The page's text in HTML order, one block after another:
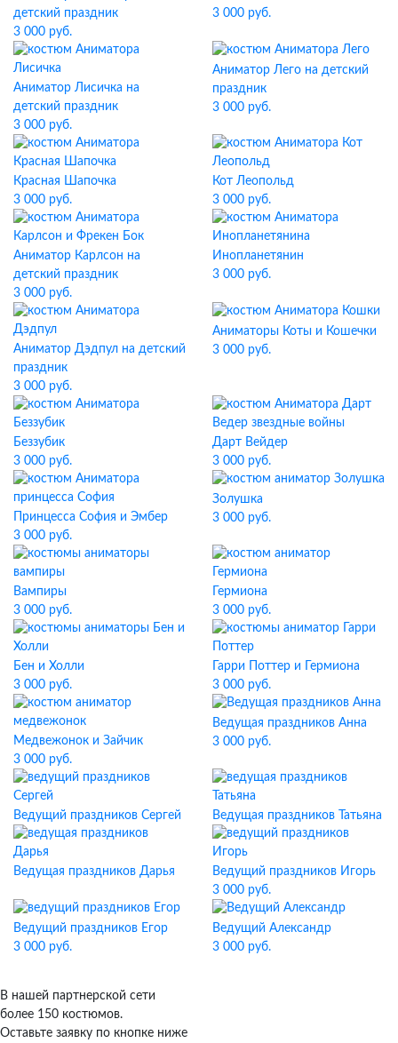
детский праздник
3 000 руб.
3 000 руб.
Аниматор Лисичка на
детский праздник
3 000 руб.
Аниматор Лего на детский
праздник
3 000 руб.
Красная Шапочка
3 000 руб.
Кот Леопольд
3 000 руб.
Аниматор Карлсон на
детский праздник
3 000 руб.
Инопланетянин
3 000 руб.
Аниматор Дэдпул на детский
праздник
3 000 руб.
Аниматоры Коты и Кошечки
3 000 руб.
Беззубик
3 000 руб.
Дарт Вейдер
3 000 руб.
Принцесса София и Эмбер
3 000 руб.
Золушка
3 000 руб.
Вампиры
3 000 руб.
Гермиона
3 000 руб.
Бен и Холли
3 000 руб.
Гарри Поттер и Гермиона
3 000 руб.
Медвежонок и Зайчик
3 000 руб.
Ведущая праздников Анна
3 000 руб.
Ведущий праздников Сергей Ведущая праздников Татьяна
Ведущая праздников Дарья
Ведущий праздников Игорь
3 000 руб.
Ведущий праздников Егор
3 000 руб.
Ведущий Александр
3 000 руб.
В нашей партнерской сети
более 150 костюмов.
Оставьте заявку по кнопке ниже